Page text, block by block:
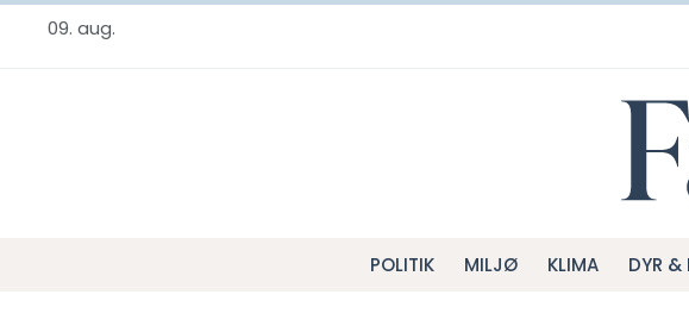
09. aug.
POLITIK MILJØ KLIMA DYR &